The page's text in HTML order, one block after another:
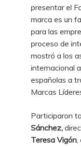
presentar el
marca es un
para las
proceso de
mostró a los
internacional
españolas a
Marcas
Participaron
Sánchez,
Teresa Vigón